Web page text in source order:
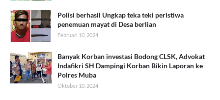
Polisi berhasil Ungkap teka teki peristiwa
penemuan mayat di Desa berlian
Februari 10, 2024
Banyak Korban investasi Bodong CLSK, Advokat
Indafikri SH Dampingi Korban Bikin Laporan ke
Polres Muba
Oktober 10, 2024